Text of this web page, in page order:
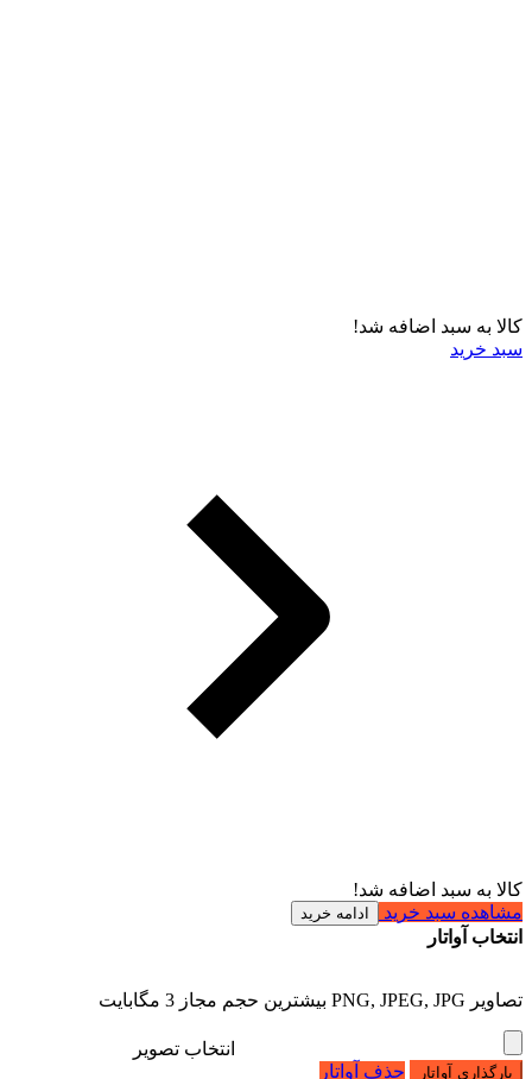
کالا به سبد اضافه شد!
سبد خرید
کالا به سبد اضافه شد!
مشاهده سبد خرید
ادامه خرید
انتخاب آواتار
تصاویر PNG, JPEG, JPG بیشترین حجم مجاز 3 مگابایت
انتخاب تصویر
بارگذاری آواتار حذف آواتار